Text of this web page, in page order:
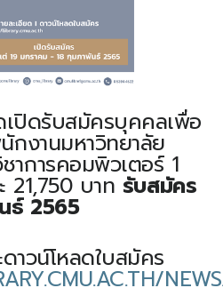
รับสมัครบุคคลเพื่อ
กงานมหาวิทยาลัย
าการคอมพิวเตอร์ 1
21,750 บาท รับสมัคร
ธ์ 2565
าวน์โหลดใบสมัคร